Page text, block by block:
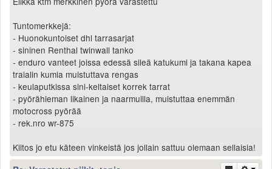
Tuntomerkkejä:
- Huonokuntoiset dhl tarrasarjat
- sininen Renthal twinwall tanko
- enduro vanteet joissa edessä sileä katukumi ja takana kapea
traialin kumia muistuttava rengas
- keulaputkissa sini-keltaiset korrek tarrat
- pyörähieman likainen ja naarmuilla, muistuttaa enemmän
motocross pyörää
- rek.nro wr-875
Kiitos jo etu käteen vinkeistä jos jollain sattuu olemaan sellaisia!